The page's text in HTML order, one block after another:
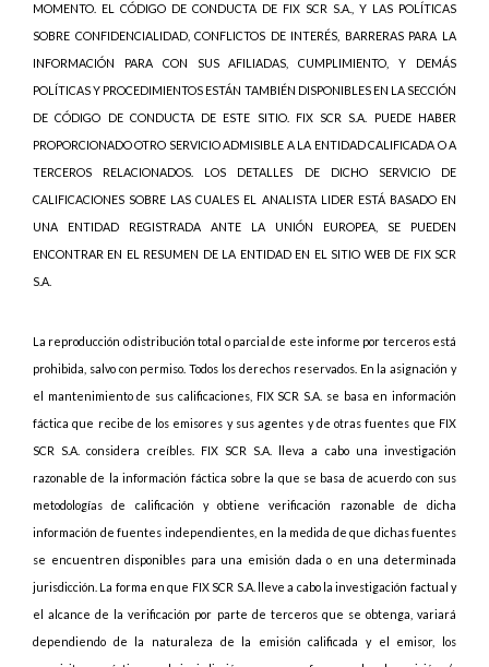
MOMENTO. EL CÓDIGO DE CONDUCTA DE FIX SCR S.A., Y LAS POLÍTICAS
SOBRE CONFIDENCIALIDAD, CONFLICTOS DE INTERÉS, BARRERAS PARA LA
INFORMACIÓN PARA CON SUS AFILIADAS, CUMPLIMIENTO, Y DEMÁS
POLÍTICAS Y PROCEDIMIENTOS ESTÁN TAMBIÉN DISPONIBLES EN LA SECCIÓN
DE CÓDIGO DE CONDUCTA DE ESTE SITIO. FIX SCR S.A. PUEDE HABER
PROPORCIONADO OTRO SERVICIO ADMISIBLE A LA ENTIDAD CALIFICADA O A
TERCEROS RELACIONADOS. LOS DETALLES DE DICHO SERVICIO DE
CALIFICACIONES SOBRE LAS CUALES EL ANALISTA LIDER ESTÁ BASADO EN
UNA ENTIDAD REGISTRADA ANTE LA UNIÓN EUROPEA, SE PUEDEN
ENCONTRAR EN EL RESUMEN DE LA ENTIDAD EN EL SITIO WEB DE FIX SCR
S.A.
La reproducción o distribución total o parcial de este informe por terceros está
prohibida, salvo con permiso. Todos los derechos reservados. En la asignación y
el mantenimiento de sus calificaciones, FIX SCR S.A. se basa en información
fáctica que recibe de los emisores y sus agentes y de otras fuentes que FIX
SCR S.A. considera creíbles. FIX SCR S.A. lleva a cabo una investigación
razonable de la información fáctica sobre la que se basa de acuerdo con sus
metodologías de calificación y obtiene verificación razonable de dicha
información de fuentes independientes, en la medida de que dichas fuentes
se encuentren disponibles para una emisión dada o en una determinada
jurisdicción. La forma en que FIX SCR S.A. lleve a cabo la investigación factual y
el alcance de la verificación por parte de terceros que se obtenga, variará
dependiendo de la naturaleza de la emisión calificada y el emisor, los